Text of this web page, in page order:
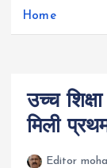
Home
उच्च
मिली
Editor